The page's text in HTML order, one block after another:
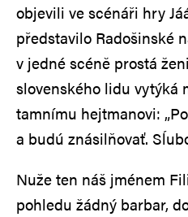
objevili ve scénáři hry
představilo Radošinské
v jedné scéně prostá
slovenského lidu vytýká
tamnímu hejtmanovi:
a budú znásilňovať.
Nuže ten náš jménem
pohledu žádný barbar,